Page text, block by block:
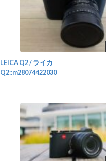
LEICA Q2 / ライカ
Q2::m28074422030